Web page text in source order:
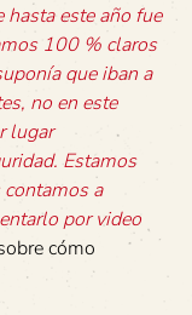
hasta este año fue
100 % claros
que iban a
no en este
lugar
Estamos
a
por video
cómo